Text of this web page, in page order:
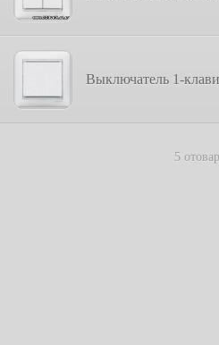
Выключатель 1-
5